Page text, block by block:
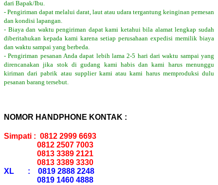
dari Bapak/Ibu.
- Pengiriman dapat melalui darat, laut atau udara tergantung keinginan pemesan
dan kondisi lapangan.
- Biaya dan waktu pengiriman dapat kami ketahui bila alamat lengkap sudah
diberitahukan kepada kami karena setiap perusahaan expedisi memilik biaya
dan waktu sampai yang berbeda.
- Pengiriman pesanan Anda dapat lebih lama 2-5 hari dari waktu sampai yang
direncanakan jika stok di gudang kami habis dan kami harus menunggu
kiriman dari pabrik atau supplier kami atau kami harus memproduksi dulu
pesanan barang tersebut.
NOMOR HANDPHONE KONTAK :
Simpati : 0812 2999 6693
0812 2507 7003
0813 3389 2121
0813 3389 3330
XL : 0819 2888 2248
0819 1460 4888